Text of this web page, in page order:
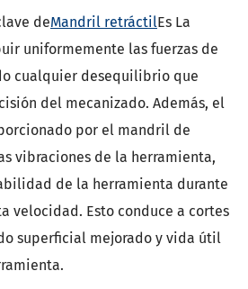
deMandril retráctilEs La
uniformemente las fuerzas de
cualquier desequilibrio que
del mecanizado. Además, el
por el mandril de
vibraciones de la herramienta,
de la herramienta durante
velocidad. Esto conduce a cortes
superficial mejorado y vida útil